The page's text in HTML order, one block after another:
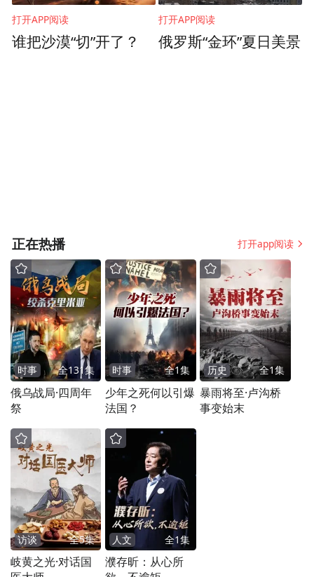
打开APP阅读
谁把沙漠“切”开了？
打开APP阅读
俄罗斯“金环”夏日美景
正在热播 打开app阅读
时事 全131集
俄乌战局·四周年
祭
时事 全1集
少年之死何以引爆
法国？
历史 全1集
暴雨将至·卢沟桥
事变始末
访谈 全5集
岐黄之光·对话国
人文 全1集
濮存昕：从心所